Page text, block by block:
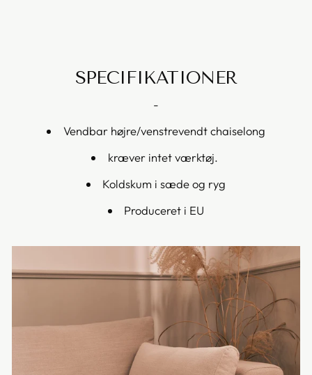
SPECIFIKATIONER
-
Vendbar højre/venstrevendt chaiselong
kræver intet værktøj.
Koldskum i sæde og ryg
Produceret i EU